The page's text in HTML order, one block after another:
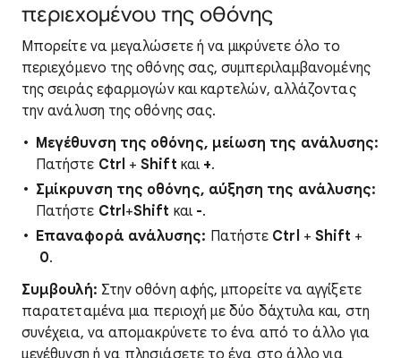
περιεχομένου της οθόνης
Μπορείτε να μεγαλώσετε ή να μικρύνετε όλο το
περιεχόμενο της οθόνης σας, συμπεριλαμβανομένης
της σειράς εφαρμογών και καρτελών, αλλάζοντας
την ανάλυση της οθόνης σας.
Μεγέθυνση της οθόνης, μείωση της ανάλυσης:
Πατήστε Ctrl +Shift και +.
Σμίκρυνση της οθόνης, αύξηση της ανάλυσης:
Πατήστε Ctrl+Shift και -.
Επαναφορά ανάλυσης: Πατήστε Ctrl + Shift +
0.
Συμβουλή: Στην οθόνη αφής, μπορείτε να αγγίξετε
παρατεταμένα μια περιοχή με δύο δάχτυλα και, στη
συνέχεια, να απομακρύνετε το ένα από το άλλο για
μεγέθυνση ή να πλησιάσετε το ένα στο άλλο για